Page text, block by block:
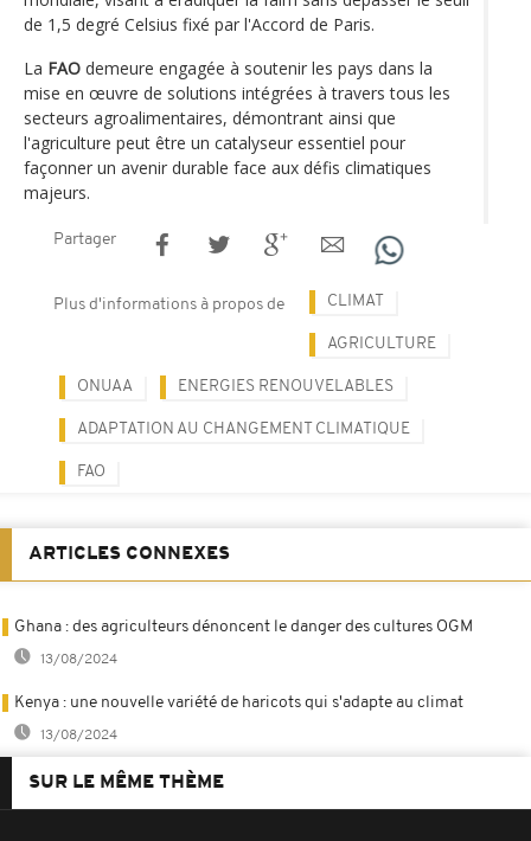
de 1,5 degré Celsius fixé par l'Accord de Paris.
La FAO demeure engagée à soutenir les pays dans la
mise en œuvre de solutions intégrées à travers tous les
secteurs agroalimentaires, démontrant ainsi que
l'agriculture peut être un catalyseur essentiel pour
façonner un avenir durable face aux défis climatiques
majeurs.
Partager
Plus d'informations à propos de CLIMAT
AGRICULTURE
ONUAA ENERGIES RENOUVELABLES
ADAPTATION AU CHANGEMENT CLIMATIQUE
FAO
ARTICLES CONNEXES
Ghana : des agriculteurs dénoncent le danger des cultures OGM
13/08/2024
Kenya : une nouvelle variété de haricots qui s'adapte au climat
13/08/2024
SUR LE MÊME THÈME